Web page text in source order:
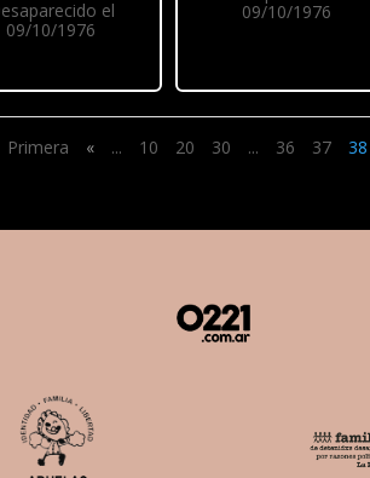
el
09/10/1976
09/10/1976
Primera « ... 10 20 30 ... 36 37 38